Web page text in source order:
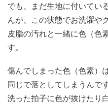
でも、まだ生地に付いてい
んが、この状態でお洗濯や
皮脂の汚れと一緒に色（色
す。
傷んでしまった色（色素）
同じで落としてしまうんです
洗った拍子に色が抜けたり